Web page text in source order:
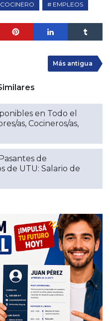
COCINERO EMPLEOS
Más antigua
en Todo el
as, Cocineros/as,
de
de UTU: Salario de